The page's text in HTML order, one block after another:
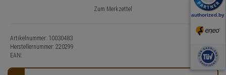
Zum Merkzettel
Artikelnummer: 10030483
Herstellernummer: 220299
EAN: